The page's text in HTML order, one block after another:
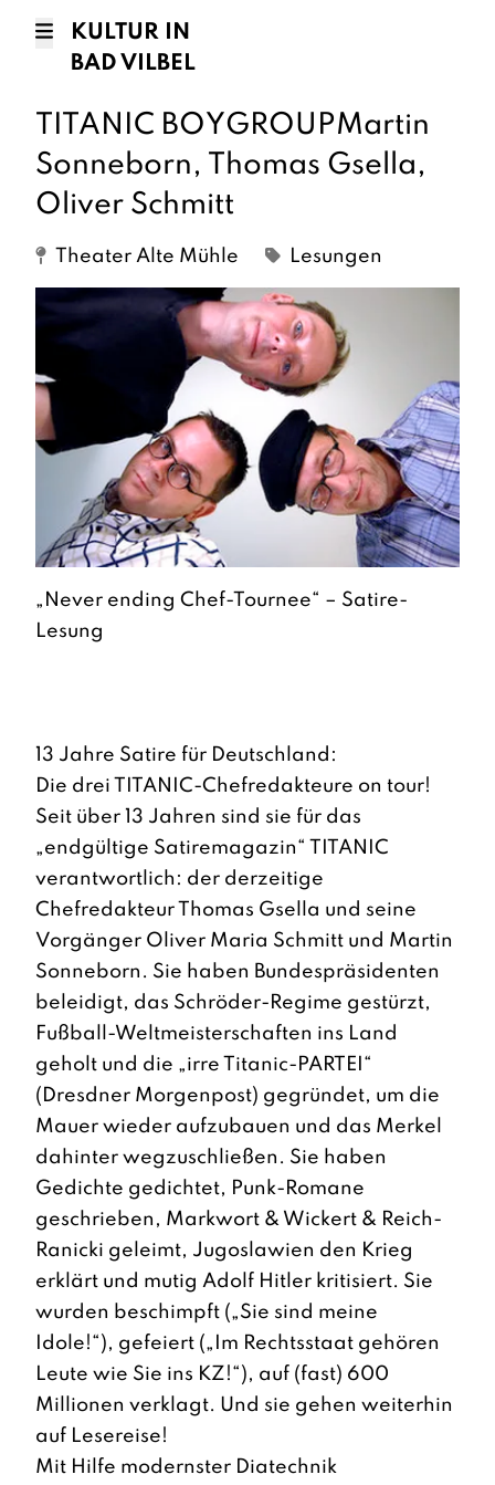
KULTUR IN
BAD VILBEL
TITANIC BOYGROUPMartin
Sonneborn, Thomas Gsella,
Oliver Schmitt
Theater Alte Mühle Lesungen
„Never ending Chef-Tournee“ – Satire-
Lesung
13 Jahre Satire für Deutschland:
Die drei TITANIC-Chefredakteure on tour!
Seit über 13 Jahren sind sie für das
„endgültige Satiremagazin“ TITANIC
verantwortlich: der derzeitige
Chefredakteur Thomas Gsella und seine
Vorgänger Oliver Maria Schmitt und Martin
Sonneborn. Sie haben Bundespräsidenten
beleidigt, das Schröder-Regime gestürzt,
Fußball-Weltmeisterschaften ins Land
geholt und die „irre Titanic-PARTEI“
(Dresdner Morgenpost) gegründet, um die
Mauer wieder aufzubauen und das Merkel
dahinter wegzuschließen. Sie haben
Gedichte gedichtet, Punk-Romane
geschrieben, Markwort & Wickert & Reich-
Ranicki geleimt, Jugoslawien den Krieg
erklärt und mutig Adolf Hitler kritisiert. Sie
wurden beschimpft („Sie sind meine
Idole!“), gefeiert („Im Rechtsstaat gehören
Leute wie Sie ins KZ!“), auf (fast) 600
Millionen verklagt. Und sie gehen weiterhin
auf Lesereise!
Mit Hilfe modernster Diatechnik